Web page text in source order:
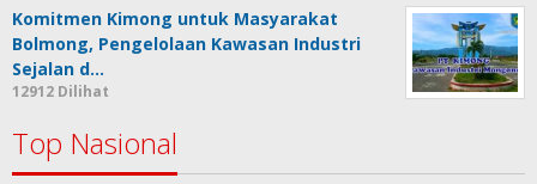
Komitmen Kimong untuk Masyarakat
Bolmong, Pengelolaan Kawasan Industri
Sejalan d…
12912 Dilihat
Top Nasional